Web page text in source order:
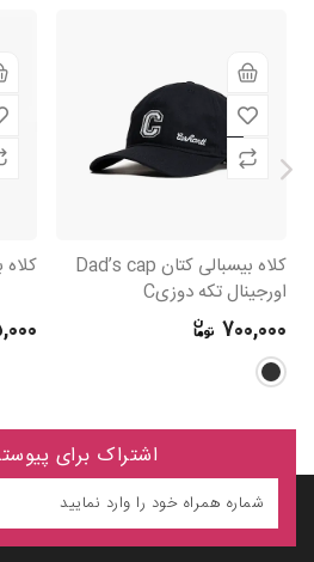
کلاه بیسبالی کتان Dad’s cap
اورجینال تکه دوزیC
700,000
اشتراک برای